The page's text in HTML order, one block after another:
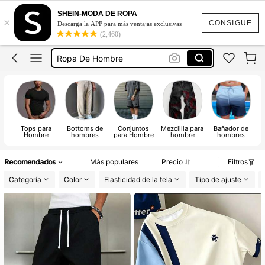
CONSIGUE
×
SHEIN-MODA DE ROPA
Descarga la APP para más ventajas exclusivas
(2,460)
Camisas Para Hombre
Playeras De Hombre
Ropa De Hombre
Conjunto De Hombre
Tops para
Hombre
Bottoms de
hombres
Conjuntos
para Hombre
Mezclilla para
hombre
Bañador de
hombres
Recomendados Más populares Precio
Filtros
Categoría
Color Elasticidad de la tela Tipo de ajuste